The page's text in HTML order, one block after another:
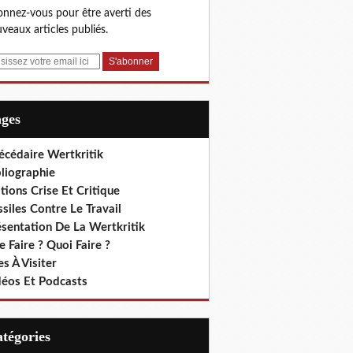
vous pour être averti des
articles publiés.
Wertkritik
Crise Et Critique
Contre Le Travail
De La Wertkritik
Faire ? Quoi Faire ?
À Visiter
Et Podcasts